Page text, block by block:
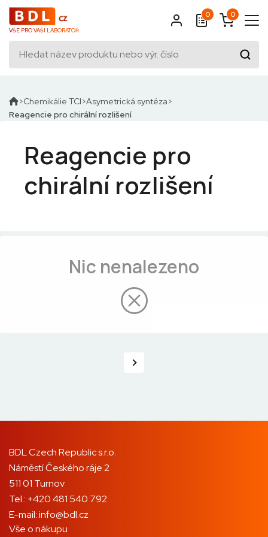
VŠE PRO VAŠI LABORATOŘ
0 0
Chemikálie TCI Asymetrická syntéza
Reagencie pro chirální rozlišení
Reagencie pro
chirální rozlišení
Nic nenalezeno
BDL Czech Republic s.r.o.
Náměstí Českého ráje 2
511 01 Turnov
Tel.: +420 481 540 792
E-mail:info@bdl.cz
Vše o nákupu